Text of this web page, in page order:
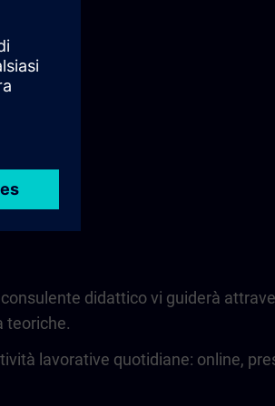
didattico vi guiderà
teoriche.
lavorative quotidiane: online,